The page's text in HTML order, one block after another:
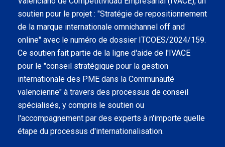
soutien pour le projet : "Stratégie de repositionnement
de la marque internationale omnichannel off and
online" avec le numéro de dossier ITCOES/2024/159.
Ce soutien fait partie de la ligne d'aide de l'IVACE
pour le "conseil stratégique pour la gestion
internationale des PME dans la Communauté
valencienne" à travers des processus de conseil
spécialisés, y compris le soutien ou
l'accompagnement par des experts à n'importe quelle
étape du processus d'internationalisation.